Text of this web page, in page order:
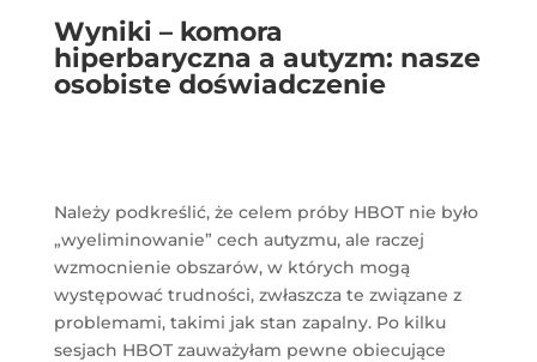
Wyniki – komora
hiperbaryczna a autyzm: nasze
osobiste doświadczenie
Należy podkreślić, że celem próby HBOT nie było
„wyeliminowanie” cech autyzmu, ale raczej
wzmocnienie obszarów, w których mogą
występować trudności, zwłaszcza te związane z
problemami, takimi jak stan zapalny. Po kilku
sesjach HBOT zauważyłam pewne obiecujące